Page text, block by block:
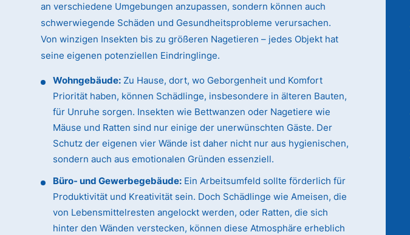
an verschiedene Umgebungen anzupassen, sondern können auch
schwerwiegende Schäden und Gesundheitsprobleme verursachen.
Von winzigen Insekten bis zu größeren Nagetieren – jedes Objekt hat
seine eigenen potenziellen Eindringlinge.
Wohngebäude: Zu Hause, dort, wo Geborgenheit und Komfort
Priorität haben, können Schädlinge, insbesondere in älteren Bauten,
für Unruhe sorgen. Insekten wie Bettwanzen oder Nagetiere wie
Mäuse und Ratten sind nur einige der unerwünschten Gäste. Der
Schutz der eigenen vier Wände ist daher nicht nur aus hygienischen,
sondern auch aus emotionalen Gründen essenziell.
Büro- und Gewerbegebäude: Ein Arbeitsumfeld sollte förderlich für
Produktivität und Kreativität sein. Doch Schädlinge wie Ameisen, die
von Lebensmittelresten angelockt werden, oder Ratten, die sich
hinter den Wänden verstecken, können diese Atmosphäre erheblich